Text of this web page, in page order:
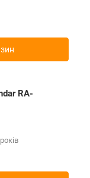
RA-